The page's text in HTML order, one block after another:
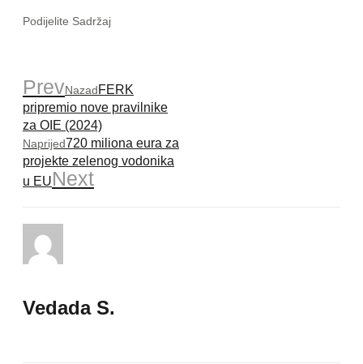
Podijelite Sadržaj
PrevNazadFERK
pripremio nove pravilnike
za OIE (2024)
Naprijed720 miliona eura za
projekte zelenog vodonika
u EUNext
Vedada S.